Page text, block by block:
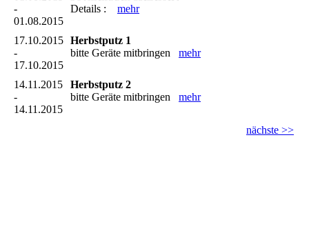
-
01.08.2015
Details : mehr
17.10.2015
-
17.10.2015
Herbstputz 1
bitte Geräte mitbringen mehr
14.11.2015
-
14.11.2015
Herbstputz 2
bitte Geräte mitbringen mehr
nächste >>